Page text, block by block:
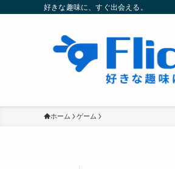
好きな趣味に、すぐ出会える。
ホーム ゲーム